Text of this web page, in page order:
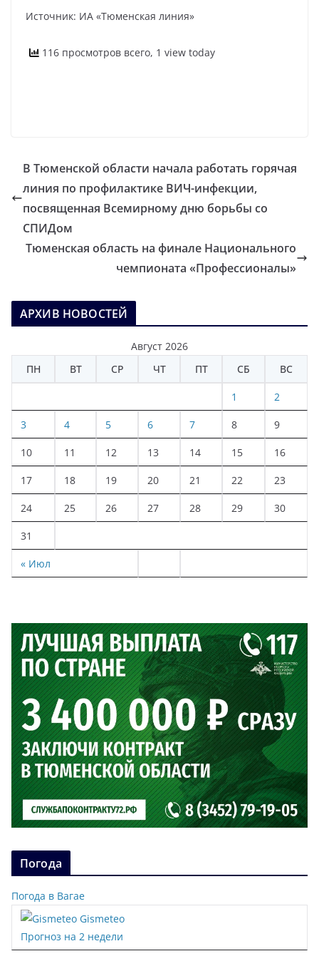
Источник: ИА «Тюменская линия»
116 просмотров всего, 1 view today
В Тюменской области начала работать горячая
линия по профилактике ВИЧ-инфекции,
посвященная Всемирному дню борьбы со
СПИДом
Тюменская область на финале Национального
чемпионата «Профессионалы»
АРХИВ НОВОСТЕЙ
Август 2026
ПН
ВТ СР ЧТ ПТ СБ ВС
« Июл
1 2
3 4 5 6 7 8 9
10 11 12 13 14 15 16
17 18 19 20 21 22 23
24 25 26 27 28 29 30
31
Погода
Погода в Вагае
Gismeteo
Прогноз на 2 недели